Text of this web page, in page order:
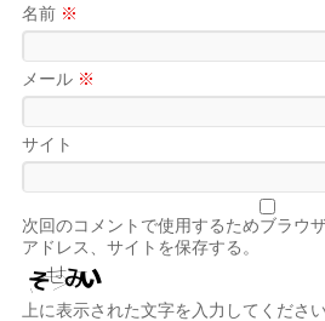
名前 ※
メール ※
サイト
次回のコメントで使用するためブラウ
アドレス、サイトを保存する。
上に表示された文字を入力してください